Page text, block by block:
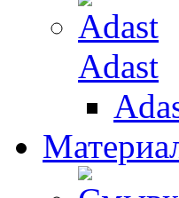
Adast